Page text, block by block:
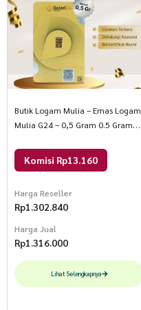
Butik Logam Mulia – Emas Logam
Mulia G24 – 0,5 Gram 0.5 Gram
Komisi Rp13.160
Harga Reseller
Rp1.302.840
Harga Jual
Rp1.316.000
Lihat Selengkapnya